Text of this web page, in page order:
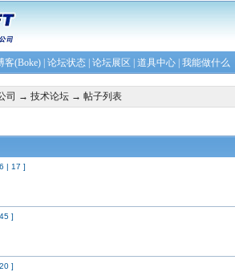
客(Boke)| 论坛状态| 论坛展区 道具中心| 我能做什么
司 → 技术论坛→ 帖子列表
| 17 ]
45]
20]